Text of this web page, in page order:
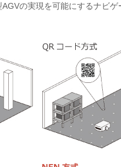
AGVの実現を可能にするナビ